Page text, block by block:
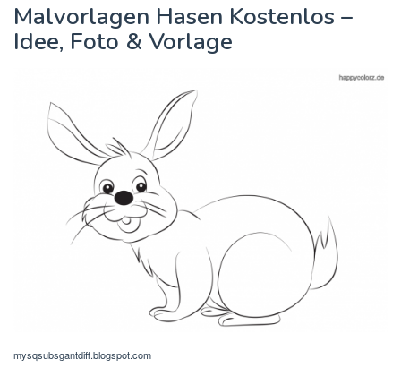
Malvorlagen Hasen Kostenlos –
Idee, Foto & Vorlage
mysqsubsgantdiff.blogspot.com